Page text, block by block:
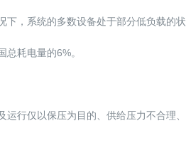
，系统的多数设备处于部分低负载的
耗电量的6%。
行仅以保压为目的、供给压力不合理